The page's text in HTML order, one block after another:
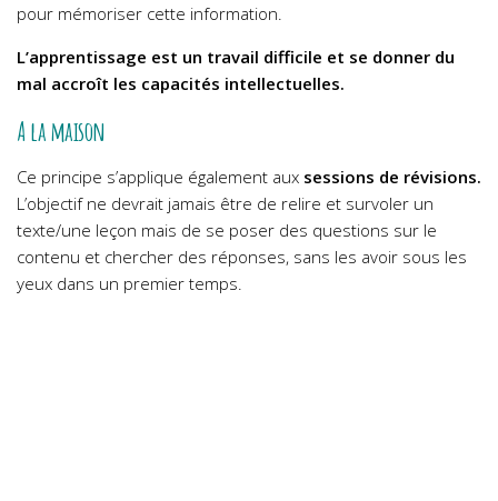
pour mémoriser cette information.
L’apprentissage est un travail difficile et se donner du
mal accroît les capacités intellectuelles.
A la maison
Ce principe s’applique également aux sessions de révisions.
L’objectif ne devrait jamais être de relire et survoler un
texte/une leçon mais de se poser des questions sur le
contenu et chercher des réponses, sans les avoir sous les
yeux dans un premier temps.